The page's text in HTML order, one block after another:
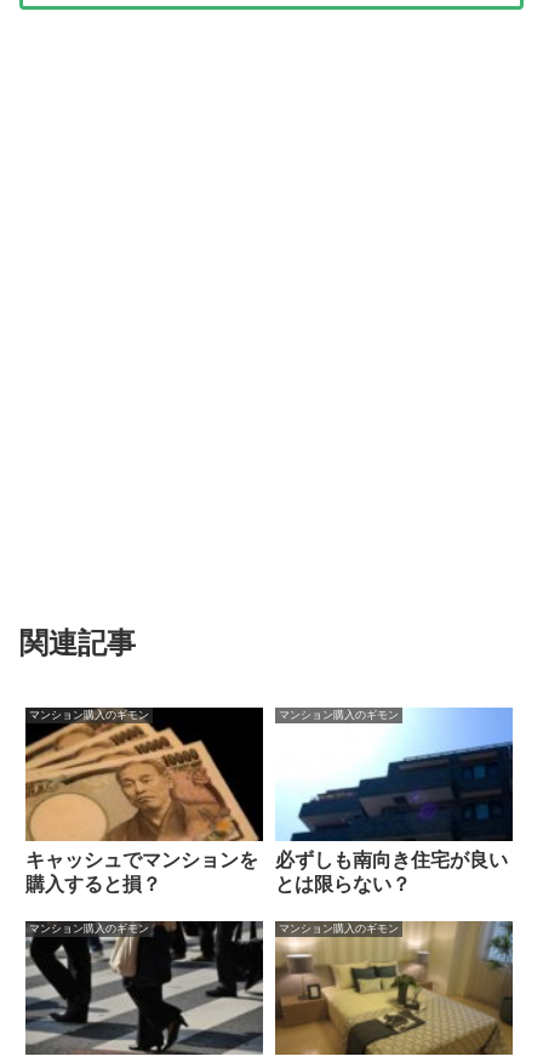
関連記事
マンション購入のギモン
キャッシュでマンションを
購入すると損？
マンション購入のギモン
必ずしも南向き住宅が良い
とは限らない？
マンション購入のギモン マンション購入のギモン